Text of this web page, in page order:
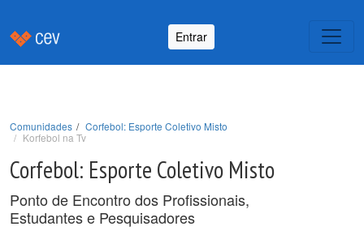
Entrar
Comunidades
Corfebol: Esporte Coletivo Misto
Korfebol na Tv
Corfebol: Esporte Coletivo Misto
Ponto de Encontro dos Profissionais,
Estudantes e Pesquisadores